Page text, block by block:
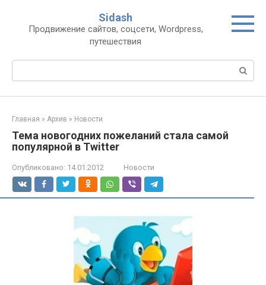
контенту
Sidash
Продвижение сайтов, соцсети, Wordpress,
путешествия
Главная » Архив » Новости
Тема новогодних пожеланий стала самой
популярной в Twitter
Опубликовано: 14.01.2012 Новости